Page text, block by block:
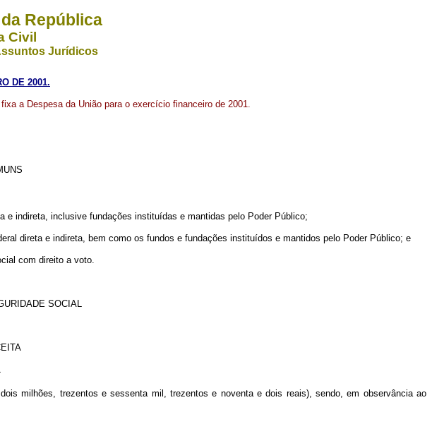
República
Civil
Jurídicos
DE 2001.
a Despesa da União para o exercício financeiro de 2001.
e indireta, inclusive fundações instituídas e mantidas pelo Poder Público;
direta e indireta, bem como os fundos e fundações instituídos e mantidos pelo Poder Público; e
com direito a voto.
SOCIAL
milhões, trezentos e sessenta mil, trezentos e noventa e dois reais), sendo, em observância ao